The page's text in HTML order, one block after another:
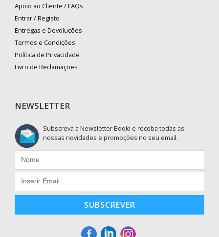
Apoio ao Cliente / FAQs
Entrar / Registo
Entregas e Devoluções
Termos e Condições
Política de Privacidade
Livro de Reclamações
NEWSLETTER
Subscreva a Newsletter Booki e receba todas as
nossas novidades e promoções no seu email.
SUBSCREVER